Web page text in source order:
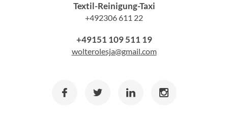
Textil-Reinigung-Taxi
+492306 611 22
+49151 109 511 19
wolterolesja@gmail.com